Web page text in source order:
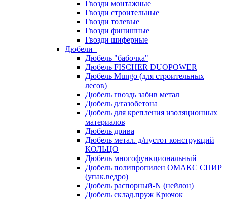
Гвозди монтажные
Гвозди строительные
Гвозди толевые
Гвозди финишные
Гвозди шиферные
Дюбели
Дюбель "бабочка"
Дюбель FISCHER DUOPOWER
Дюбель Mungo (для строительных
лесов)
Дюбель гвоздь забив метал
Дюбель д/газобетона
Дюбель для крепления изоляционных
материалов
Дюбель дрива
Дюбель метал. д/пустот конструкций
КОЛЬЦО
Дюбель многофункциональный
Дюбель полипропилен ОМАКС СПИР
(упак.ведро)
Дюбель распорный-N (нейлон)
Дюбель склад.пруж Крючок